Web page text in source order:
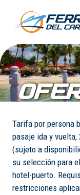
Tarifa por persona
pasaje ida y
(sujeto a
su selección para
hotel-puerto.
restricciones